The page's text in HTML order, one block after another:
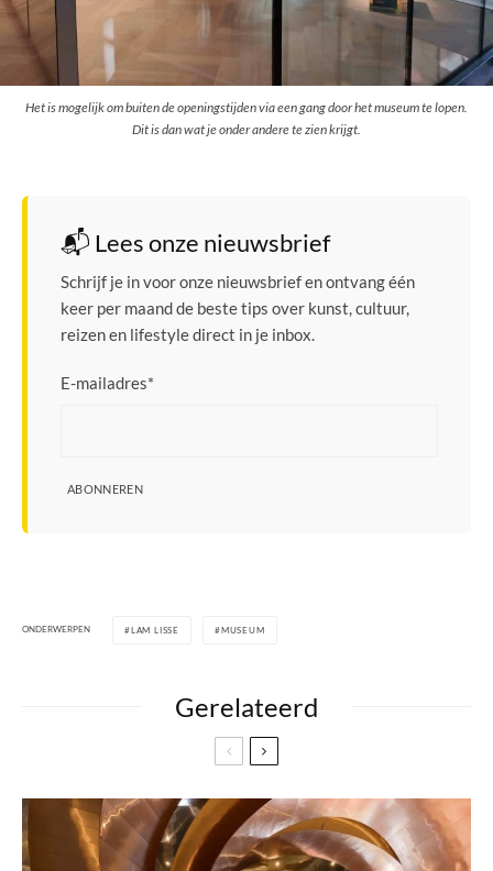
Het is mogelijk om buiten de openingstijden via een gang door het museum te lopen.
Dit is dan wat je onder andere te zien krijgt.
📬 Lees onze nieuwsbrief
Schrijf je in voor onze nieuwsbrief en ontvang één
keer per maand de beste tips over kunst, cultuur,
reizen en lifestyle direct in je inbox.
E-mailadres*
ABONNEREN
ONDERWERPEN LAM LISSE MUSEUM
Gerelateerd